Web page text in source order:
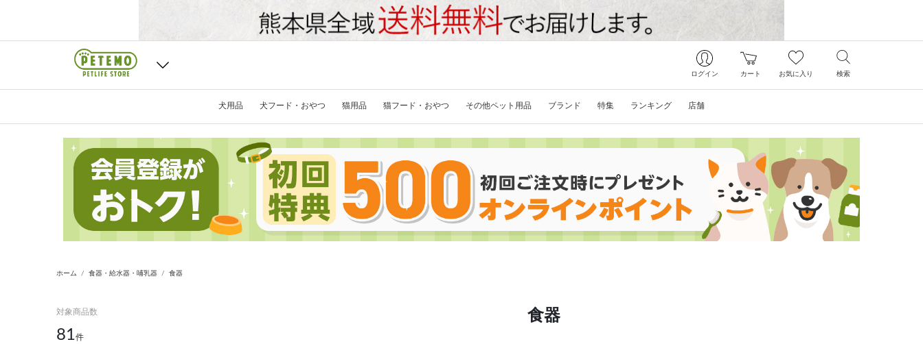
ログイン カート お気に入り 検索
犬用品 犬フード・おやつ 猫用品 猫フード・おやつ その他ペット用品 ブランド 特集 ランキング 店舗
ホーム 食器・給水器・哺乳器 食器
対象商品数
81件
食器